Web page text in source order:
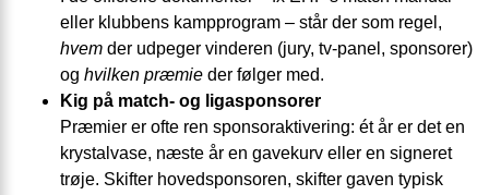
eller klubbens kampprogram – står der som regel,
hvem der udpeger vinderen (jury, tv-panel, sponsorer)
og hvilken præmie der følger med.
Kig på match- og ligasponsorer
Præmier er ofte ren sponsoraktivering: ét år er det en
krystalvase, næste år en gavekurv eller en signeret
trøje. Skifter hovedsponsoren, skifter gaven typisk